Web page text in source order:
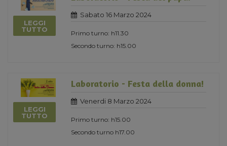
LEGGI
TUTTO
Sabato 16 Marzo 2024
Primo turno: h11.30
Secondo turno: h15.00
LEGGI
TUTTO
Laboratorio - Festa della donna!
Venerdi 8 Marzo 2024
Primo turno: h15.00
Secondo turno h17.00